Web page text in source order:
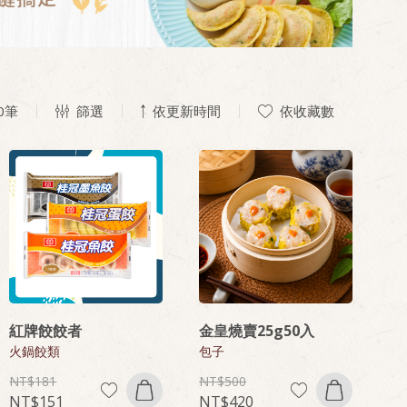
筆 篩選 依更新時間 依收藏數
紅牌餃餃者
火鍋餃類
181
151
金皇燒賣25g50入
包子
500
420